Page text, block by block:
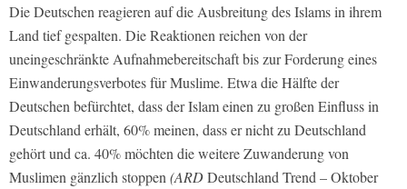
Die Deutschen reagieren auf die Ausbreitung des Islams in ihrem
Land tief gespalten. Die Reaktionen reichen von der
uneingeschränkte Aufnahmebereitschaft bis zur Forderung eines
Einwanderungsverbotes für Muslime. Etwa die Hälfte der
Deutschen befürchtet, dass der Islam einen zu großen Einfluss in
Deutschland erhält, 60% meinen, dass er nicht zu Deutschland
gehörtund ca. 40% möchten die weitere Zuwanderung von
Muslimen gänzlich stoppen (ARDDeutschland Trend – Oktober